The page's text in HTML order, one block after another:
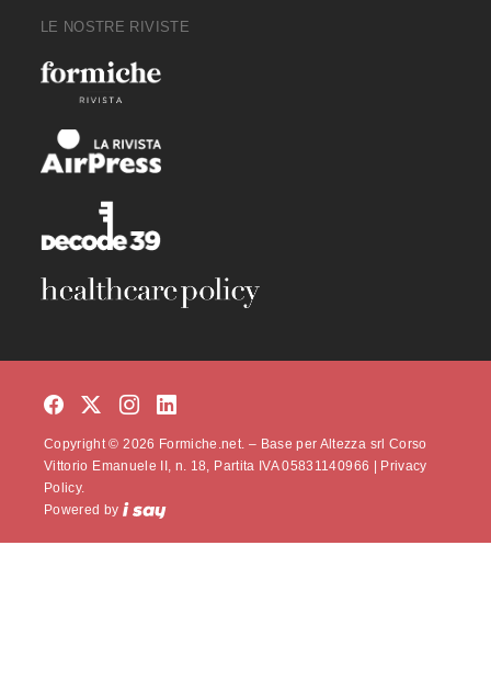
LE NOSTRE RIVISTE
Copyright © 2026 Formiche.net. – Base per Altezza srl Corso
Vittorio Emanuele II, n. 18, Partita IVA 05831140966 |
Privacy
Policy.
Powered by